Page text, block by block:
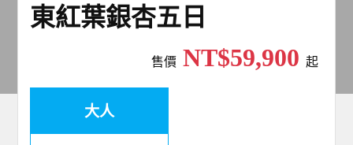
台灣旅遊
東紅葉銀杏五日
售價NT$59,900 起
大人